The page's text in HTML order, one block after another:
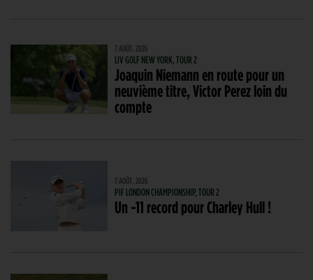
7 AOÛT. 2026
LIV GOLF NEW YORK, TOUR 2
Joaquin Niemann en route pour un
neuvième titre, Victor Perez loin du
compte
7 AOÛT. 2026
PIF LONDON CHAMPIONSHIP, TOUR 2
Un -11 record pour Charley Hull !